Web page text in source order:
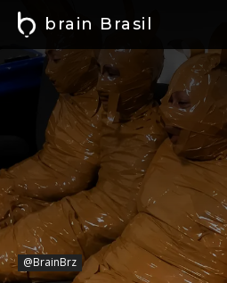
brain Brasil
@BrainBrz